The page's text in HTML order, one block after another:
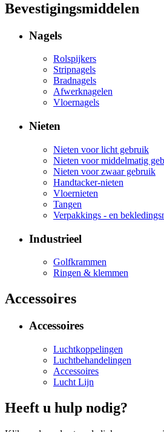
Bevestigingsmiddelen
Nagels
Rolspijkers
Stripnagels
Bradnagels
Afwerknagelen
Vloernagels
Nieten
Nieten voor licht gebruik
Nieten voor middelmatig
Nieten voor zwaar gebruik
Handtacker-nieten
Vloernieten
Tangen
Verpakkings - en
Industrieel
Golfkrammen
Ringen & klemmen
Accessoires
Accessoires
Luchtkoppelingen
Luchtbehandelingen
Accessoires
Lucht Lijn
Heeft u hulp nodig?